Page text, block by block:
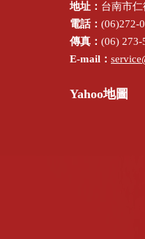
地址： 台南市
電話： (06)272-
傳真： (06) 273-
E-mail：
Yahoo地圖